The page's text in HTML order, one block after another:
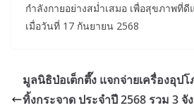
กำลังกายอย่างสม่ำเสมอ เพื่อสุขภาพที่ดี
เมื่อวันที่ 17 กันยายน 2568
มูลนิธิป่อเต็กตึ๊ง แจกจ่ายเครื่องอุป
ทิ้งกระจาด ประจำปี 2568 รวม 3 จั